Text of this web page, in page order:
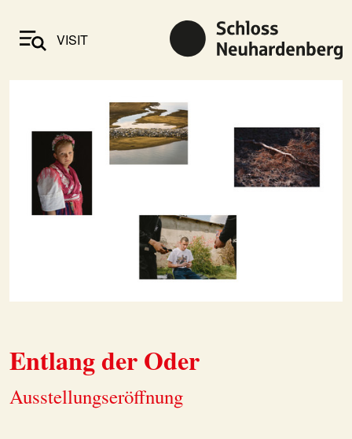
VISIT
Entlang der Oder
Ausstellungseröffnung